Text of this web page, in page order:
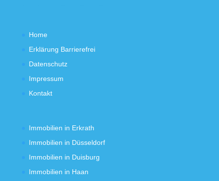
Home
Erklärung Barrierefrei
Datenschutz
Impressum
Kontakt
Immobilien in Erkrath
Immobilien in Düsseldorf
Immobilien in Duisburg
Immobilien in Haan